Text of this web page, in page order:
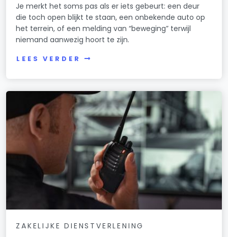
Je merkt het soms pas als er iets gebeurt: een deur
die toch open blijkt te staan, een onbekende auto op
het terrein, of een melding van “beweging” terwijl
niemand aanwezig hoort te zijn.
LEES VERDER
ZAKELIJKE DIENSTVERLENING